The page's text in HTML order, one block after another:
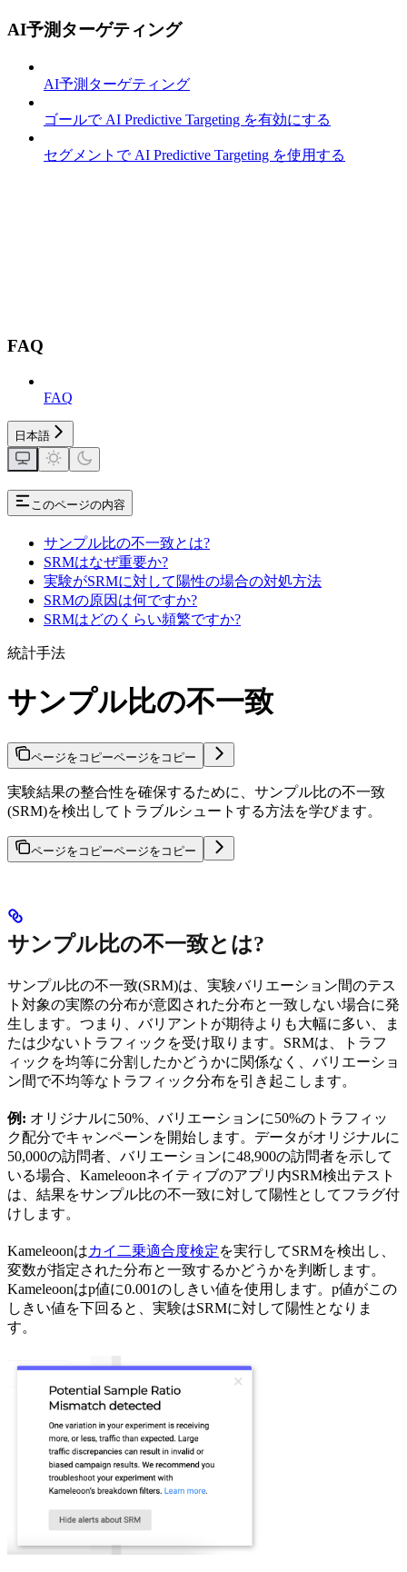
AI予測ターゲティング
AI予測ターゲティング
ゴールで AI Predictive Targeting を有効にする
セグメントで AI Predictive Targeting を使用する
FAQ
FAQ
日本語
このページの内容
サンプル比の不一致とは?
SRMはなぜ重要か?
実験がSRMに対して陽性の場合の対処方法
SRMの原因は何ですか?
SRMはどのくらい頻繁ですか?
統計手法
サンプル比の不一致
ページをコピーページをコピー
実験結果の整合性を確保するために、サンプル比の不一致
(SRM)を検出してトラブルシュートする方法を学びます。
ページをコピーページをコピー
サンプル比の不一致とは?
サンプル比の不一致(SRM)は、実験バリエーション間のテス
ト対象の実際の分布が意図された分布と一致しない場合に発
生します。つまり、バリアントが期待よりも大幅に多い、ま
たは少ないトラフィックを受け取ります。SRMは、トラフ
ィックを均等に分割したかどうかに関係なく、バリエーショ
ン間で不均等なトラフィック分布を引き起こします。
例: オリジナルに50%、バリエーションに50%のトラフィッ
ク配分でキャンペーンを開始します。データがオリジナルに
50,000の訪問者、バリエーションに48,900の訪問者を示して
いる場合、Kameleoonネイティブのアプリ内SRM検出テスト
は、結果をサンプル比の不一致に対して陽性としてフラグ付
けします。
Kameleoonはカイ二乗適合度検定を実行してSRMを検出し、
変数が指定された分布と一致するかどうかを判断します。
Kameleoonはp値に0.001のしきい値を使用します。p値がこの
しきい値を下回ると、実験はSRMに対して陽性となりま
す。